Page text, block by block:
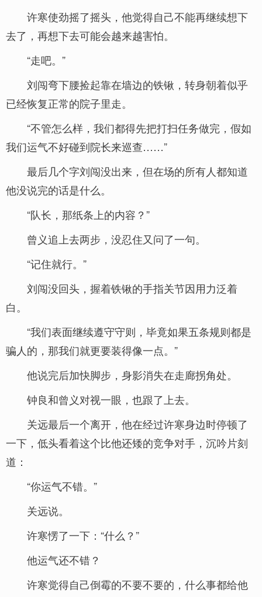
许寒使劲摇了摇头，他觉得自己不能再继续想下
去了，再想下去可能会越来越害怕。
“走吧。”
刘闯弯下腰捡起靠在墙边的铁锹，转身朝着似乎
已经恢复正常的院子里走。
“不管怎么样，我们都得先把打扫任务做完，假如
我们运气不好碰到院长来巡查……”
最后几个字刘闯没出来，但在场的所有人都知道
他没说完的话是什么。
“队长，那纸条上的内容？”
曾义追上去两步，没忍住又问了一句。
“记住就行。”
刘闯没回头，握着铁锹的手指关节因用力泛着
白。
“我们表面继续遵守守则，毕竟如果五条规则都是
骗人的，那我们就更要装得像一点。”
他说完后加快脚步，身影消失在走廊拐角处。
钟良和曾义对视一眼，也跟了上去。
关远最后一个离开，他在经过许寒身边时停顿了
一下，低头看着这个比他还矮的竞争对手，沉吟片刻
道：
“你运气不错。”
关远说。
许寒愣了一下：“什么？”
他运气还不错？
许寒觉得自己倒霉的不要不要的，什么事都给他